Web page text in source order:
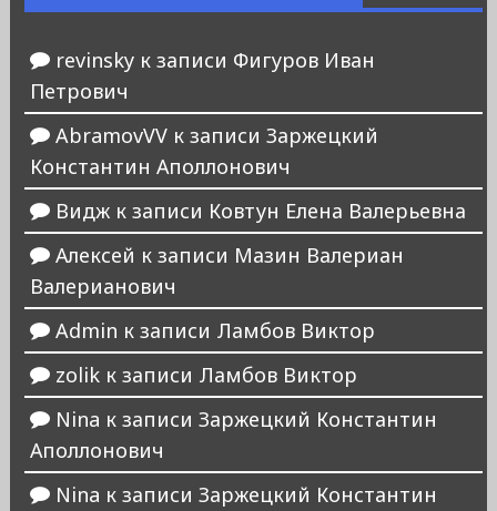
revinskyк записи Фигуров Иван
Петрович
AbramovVVк записи Заржецкий
Константин Аполлонович
Виджк записи Ковтун Елена Валерьевна
Алексей к записи Мазин Валериан
Валерианович
Admin к записи Ламбов Виктор
zolikк записи Ламбов Виктор
Nina к записи Заржецкий Константин
Аполлонович
Nina к записи Заржецкий Константин